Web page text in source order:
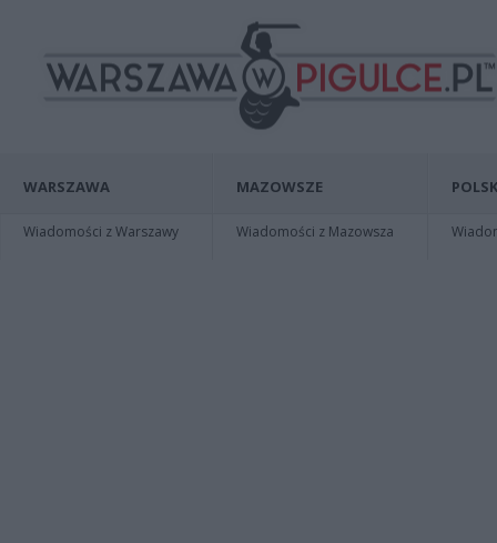
WARSZAWA
Wiadomości z Warszawy
MAZOWSZE
Wiadomości z Mazowsza